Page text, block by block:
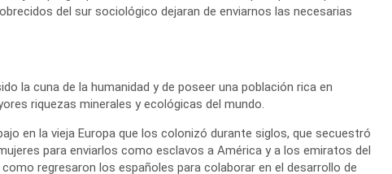
del sur sociológico dejaran de enviarnos las necesarias
la cuna de la humanidad y de poseer una población rica en
riquezas minerales y ecológicas del mundo.
en la vieja Europa que los colonizó durante siglos, que secuestró
para enviarlos como esclavos a América y a los emiratos del
regresaron los españoles para colaborar en el desarrollo de